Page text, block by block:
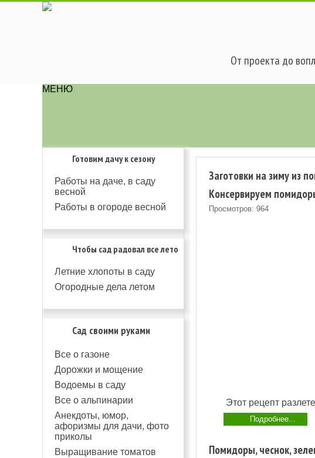
От проекта до
МЕНЮ
Готовим дачу к сезону
Работы на даче, в саду
весной
Работы в огороде весной
Чтобы сад радовал все лето
Летние хлопоты в саду
Огородные дела летом
Сад своими руками
Все о газоне
Дорожки и мощение
Водоемы в саду
Все о альпинарии
Анекдоты, юмор,
афоризмы для дачи, фото
приколы
Выращивание томатов
Заготовки на зиму из
Консервируем
Просмотров: 964
Этот рецепт
Подробнее...
Помидоры, чеснок,